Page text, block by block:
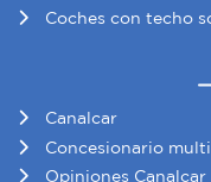
Coches con techo
Canalcar
Concesionario
Opiniones Canalcar